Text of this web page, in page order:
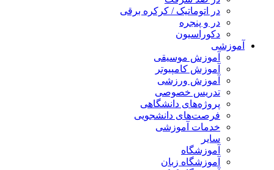
در اتوماتیک / کرکره برقی
در و پنجره
دکوراسیون
آموزشی
آموزش موسیقی
آموزش کامپیوتر
آموزش ورزشی
تدریس خصوصی
پروژه‌های دانشگاهی
فرصت‌های دانشجویی
خدمات آموزشی
سایر
آموزشگاه
آموزشگاه زبان